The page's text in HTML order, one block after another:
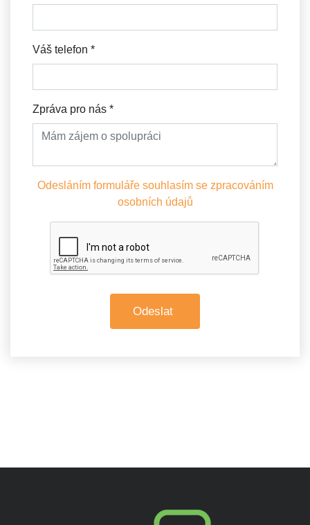
Váš telefon *
Zpráva pro nás *
Odesláním formuláře souhlasím se zpracováním
osobních údajů